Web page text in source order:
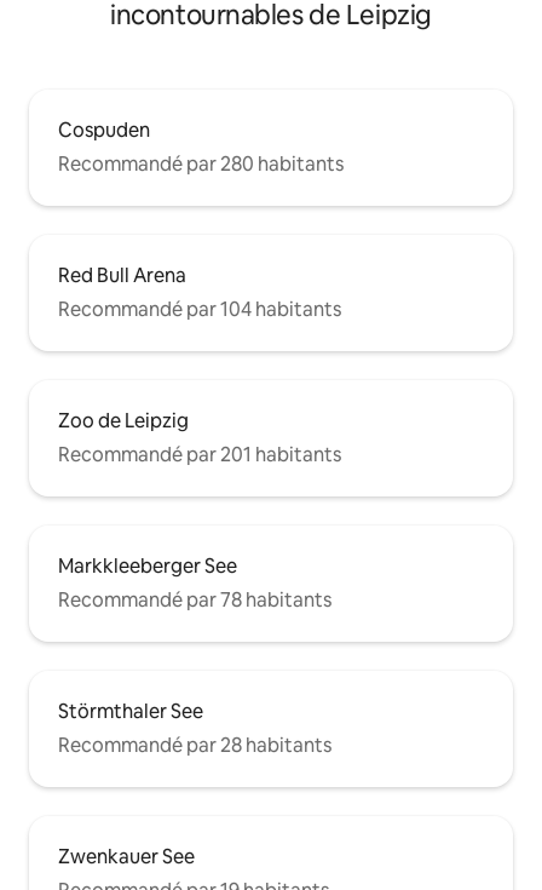
incontournables de Leipzig
Cospuden
Recommandé par 280 habitants
Red Bull Arena
Recommandé par 104 habitants
Zoo de Leipzig
Recommandé par 201 habitants
Markkleeberger See
Recommandé par 78 habitants
Störmthaler See
Recommandé par 28 habitants
Zwenkauer See